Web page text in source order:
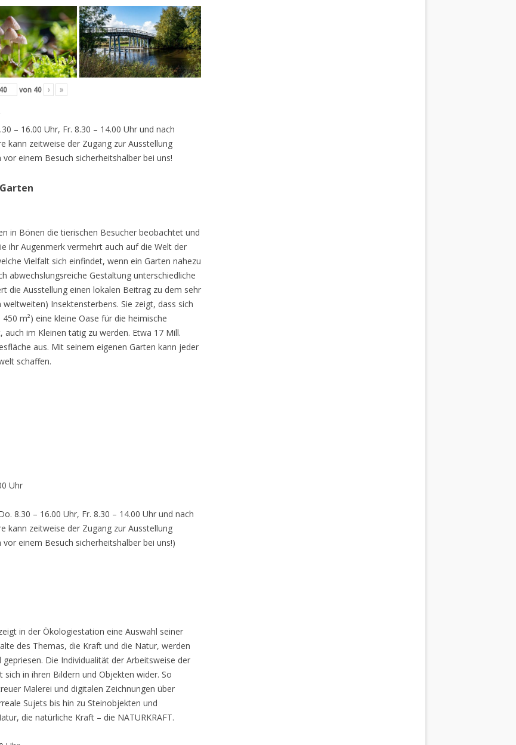
von 40 › »
– 16.00 Uhr, Fr. 8.30 – 14.00 Uhr und nach
kann zeitweise der Zugang zur Ausstellung
einem Besuch sicherheitshalber bei uns!
in Bönen die tierischen Besucher beobachtet und
ihr Augenmerk vermehrt auch auf die Welt der
Vielfalt sich einfindet, wenn ein Garten nahezu
abwechslungsreiche Gestaltung unterschiedliche
die Ausstellung einen lokalen Beitrag zu dem sehr
Insektensterbens. Sie zeigt, dass sich
m²) eine kleine Oase für die heimische
im Kleinen tätig zu werden. Etwa 17 Mill.
aus. Mit seinem eigenen Garten kann jeder
schaffen.
Uhr
8.30 – 16.00 Uhr, Fr. 8.30 – 14.00 Uhr und nach
kann zeitweise der Zugang zur Ausstellung
einem Besuch sicherheitshalber bei uns!)
in der Ökologiestation eine Auswahl seiner
des Themas, die Kraft und die Natur, werden
Die Individualität der Arbeitsweise der
in ihren Bildern und Objekten wider. So
Malerei und digitalen Zeichnungen über
Sujets bis hin zu Steinobjekten und
die natürliche Kraft – die NATURKRAFT.